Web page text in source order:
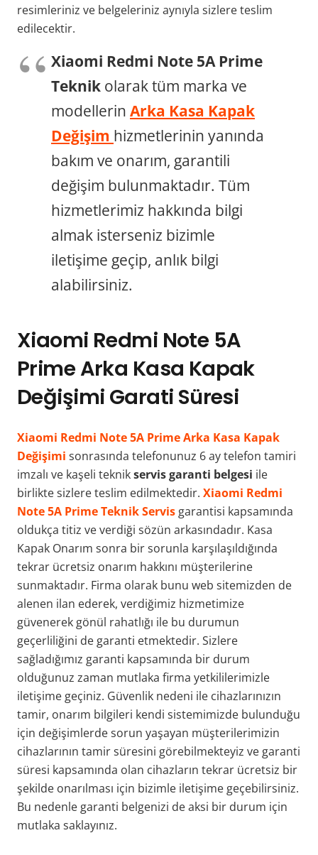
resimleriniz ve belgeleriniz aynıyla sizlere teslim
edilecektir.
Xiaomi Redmi Note 5A Prime
Teknik olarak tüm marka ve
modellerin Arka Kasa Kapak
Değişim hizmetlerinin yanında
bakım ve onarım, garantili
değişim bulunmaktadır. Tüm
hizmetlerimiz hakkında bilgi
almak isterseniz bizimle
iletişime geçip, anlık bilgi
alabilirsiniz.
Xiaomi Redmi Note 5A
Prime Arka Kasa Kapak
Değişimi Garati Süresi
Xiaomi Redmi Note 5A Prime Arka Kasa Kapak
Değişimi sonrasında telefonunuz 6 ay telefon tamiri
imzalı ve kaşeli teknikservis garanti belgesi ile
birlikte sizlere teslim edilmektedir. Xiaomi Redmi
Note 5A Prime Teknik Servis garantisi kapsamında
oldukça titiz ve verdiği sözün arkasındadır. Kasa
Kapak Onarım sonra bir sorunla karşılaşıldığında
tekrar ücretsiz onarım hakkını müşterilerine
sunmaktadır. Firma olarak bunu web sitemizden de
alenen ilan ederek, verdiğimiz hizmetimize
güvenerek gönül rahatlığı ile bu durumun
geçerliliğini de garanti etmektedir. Sizlere
sağladığımız garanti kapsamında bir durum
olduğunuz zaman mutlaka firma yetkililerimizle
iletişime geçiniz. Güvenlik nedeni ile cihazlarınızın
tamir, onarım bilgileri kendi sistemimizde bulunduğu
için değişimlerde sorun yaşayan müşterilerimizin
cihazlarının tamir süresini görebilmekteyiz ve garanti
süresi kapsamında olan cihazların tekrar ücretsiz bir
şekilde onarılması için bizimle iletişime geçebilirsiniz.
Bu nedenle garanti belgenizi de aksi bir durum için
mutlaka saklayınız.